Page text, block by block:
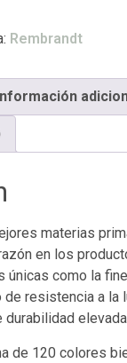
Rembrandt
materias
en los
únicas como la
resistencia a la
de 120 colores